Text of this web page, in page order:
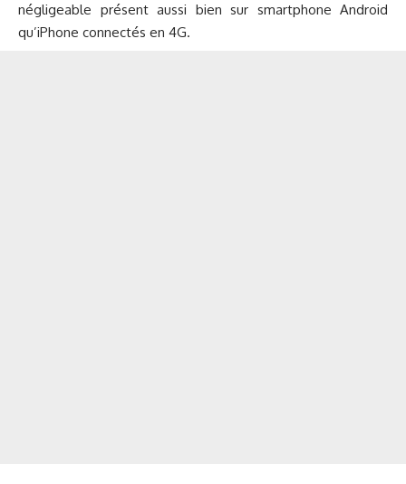
négligeable présent aussi bien sur smartphone Android
qu’iPhone connectés en 4G.